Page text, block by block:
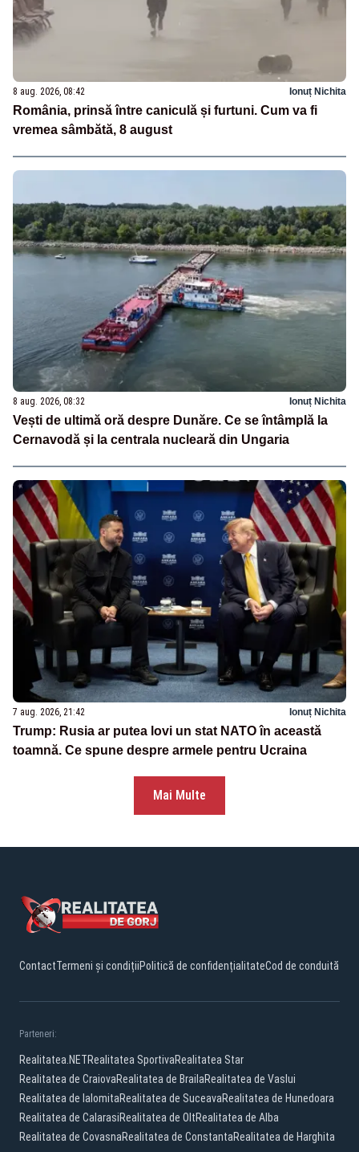
8 aug. 2026, 08:42 Ionuț Nichita
România, prinsă între caniculă și furtuni. Cum va fi
vremea sâmbătă, 8 august
8 aug. 2026, 08:32 Ionuț Nichita
Vești de ultimă oră despre Dunăre. Ce se întâmplă la
Cernavodă și la centrala nucleară din Ungaria
7 aug. 2026, 21:42 Ionuț Nichita
Trump: Rusia ar putea lovi un stat NATO în această
toamnă. Ce spune despre armele pentru Ucraina
Mai Multe
ContactTermeni și condițiiPolitică de confidențialitateCod de conduită
Parteneri:
Realitatea.NETRealitatea SportivaRealitatea Star
Realitatea de CraiovaRealitatea de BrailaRealitatea de Vaslui
Realitatea de IalomitaRealitatea de SuceavaRealitatea de Hunedoara
Realitatea de CalarasiRealitatea de OltRealitatea de Alba
Realitatea de CovasnaRealitatea de ConstantaRealitatea de Harghita